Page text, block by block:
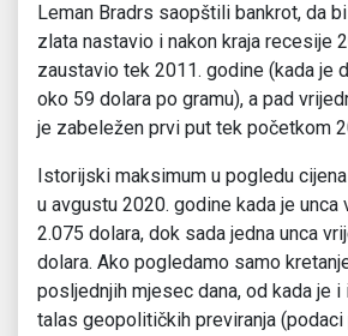
Leman Bradrs saopštili bankrot, da
zlata nastavio i nakon kraja recesije
zaustavio tek 2011. godine (kada je
oko 59 dolara po gramu), a pad
je zabeležen prvi put tek početkom
Istorijski maksimum u pogledu
u avgustu 2020. godine kada je
2.075 dolara, dok sada jedna unca
dolara. Ako pogledamo samo
posljednjih mjesec dana, od kada je
talas geopolitičkih previranja